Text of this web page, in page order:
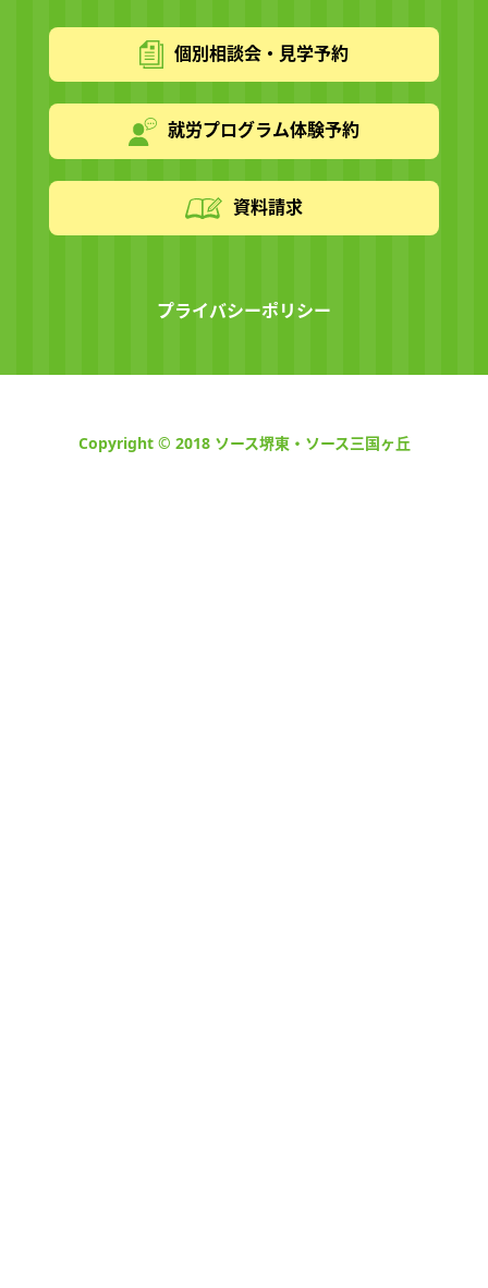
個別相談会・見学予約
就労プログラム体験予約
資料請求
プライバシーポリシー
Copyright © 2018 ソース堺東・ソース三国ヶ丘